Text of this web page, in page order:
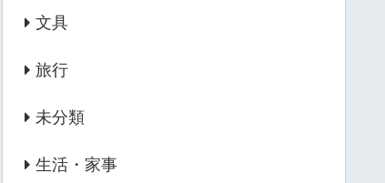
文具
旅行
未分類
生活・家事